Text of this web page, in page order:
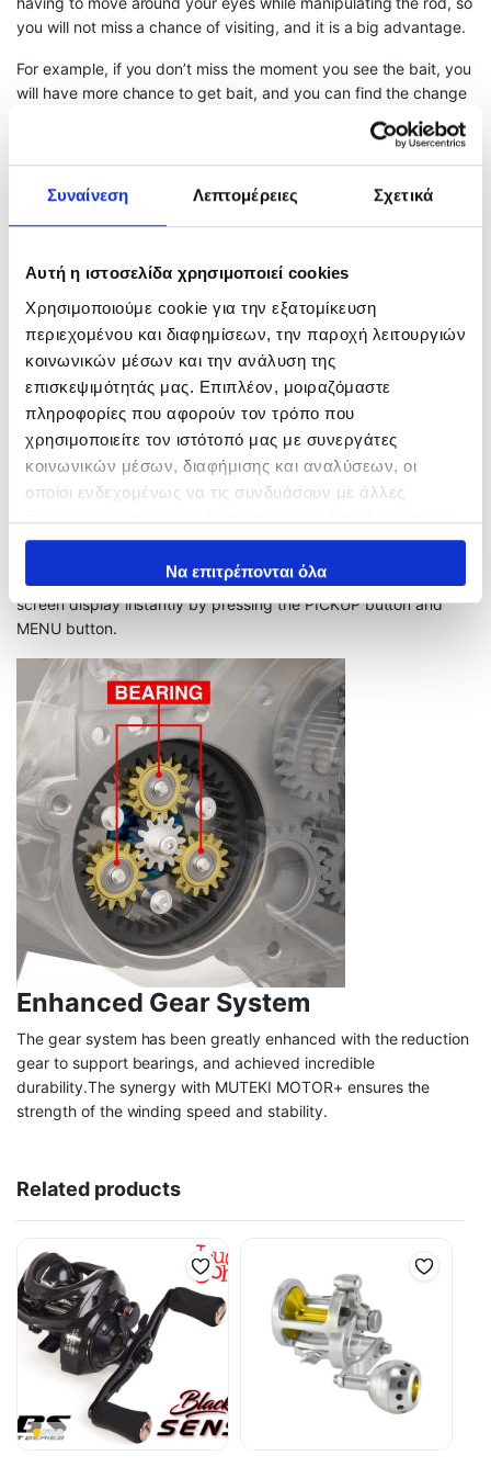
Συναίνεση Λεπτομέρειες Σχετικά
Αυτή η ιστοσελίδα χρησιμοποιεί cookies
Χρησιμοποιούμε cookie για την εξατομίκευση
περιεχομένου και διαφημίσεων, την παροχή λειτουργιών
κοινωνικών μέσων και την ανάλυση της
επισκεψιμότητάς μας. Επιπλέον, μοιραζόμαστε
πληροφορίες που αφορούν τον τρόπο που
χρησιμοποιείτε τον ιστότοπό μας με συνεργάτες
κοινωνικών μέσων, διαφήμισης και αναλύσεων, οι
οποίοι ενδεχομένως να τις συνδυάσουν με άλλες
πληροφορίες που τους έχετε παραχωρήσει ή τις οποίες
έχουν συλλέξει σε σχέση με την από μέρους σας χρήση
των υπηρεσιών τους.Να επιτρέπονται όλα
you will not miss a chance of visiting, and it is a big advantage.
For example, if you don’t miss the moment you see the bait, you
will have more chance to get bait, and you can find the change
of the swim layer as soon as you learn more about the changes
in the swimming layer, effectively reposition the bait.In addition
to the offshore squid, you can understand the opportunity of
tanners and lure by knowing that the shape of the bottom of
You can also switch between fish search screen and deep
screen display instantly by pressing the PICKUP button and
MENU button.
Enhanced Gear System
The gear system has been greatly enhanced with the reduction
gear to support bearings, and achieved incredible
durability.The synergy with MUTEKI MOTOR+ ensures the
strength of the winding speed and stability.
Related products